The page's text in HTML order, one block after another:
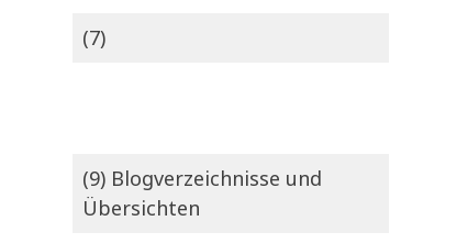
(7)
(9) Blogverzeichnisse und
Übersichten